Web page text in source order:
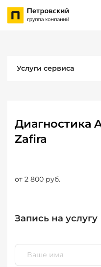
Услуги сервиса
Диагностика
Zafira
от 2 800 руб.
Запись на услугу